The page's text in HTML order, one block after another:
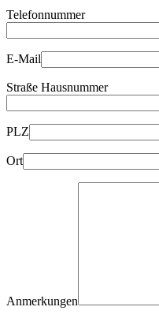
Telefonnummer
E-Mail
Straße Hausnummer
PLZ
Ort
Anmerkungen